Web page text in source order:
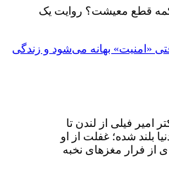
دکمه قطع معیشت؟ روایت یک
«امنیت» بهانه می‌شود و زندگی